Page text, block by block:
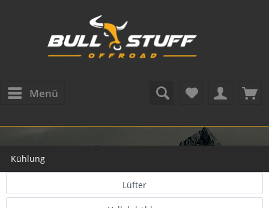
Menü
Kühlung
Lüfter